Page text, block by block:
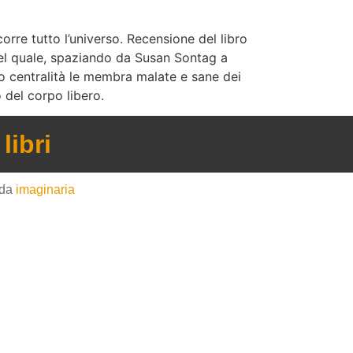
tutto l’universo. Recensione del libro
quale, spaziando da Susan Sontag a
centralità le membra malate e sane dei
del corpo libero.
libri
imaginaria